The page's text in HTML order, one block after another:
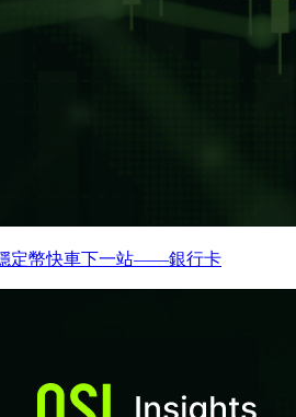
定幣快車下一站——銀行卡